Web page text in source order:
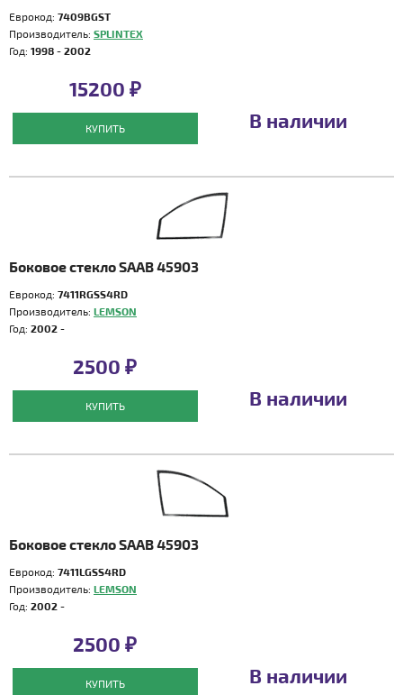
Еврокод: 7409BGST
Производитель: SPLINTEX
Год: 1998 - 2002
15200 ₽
КУПИТЬ В наличии
Боковое стекло SAAB 45903
Еврокод: 7411RGSS4RD
Производитель: LEMSON
Год: 2002 -
2500 ₽
КУПИТЬ В наличии
Боковое стекло SAAB 45903
Еврокод: 7411LGSS4RD
Производитель: LEMSON
Год: 2002 -
2500 ₽
КУПИТЬ В наличии